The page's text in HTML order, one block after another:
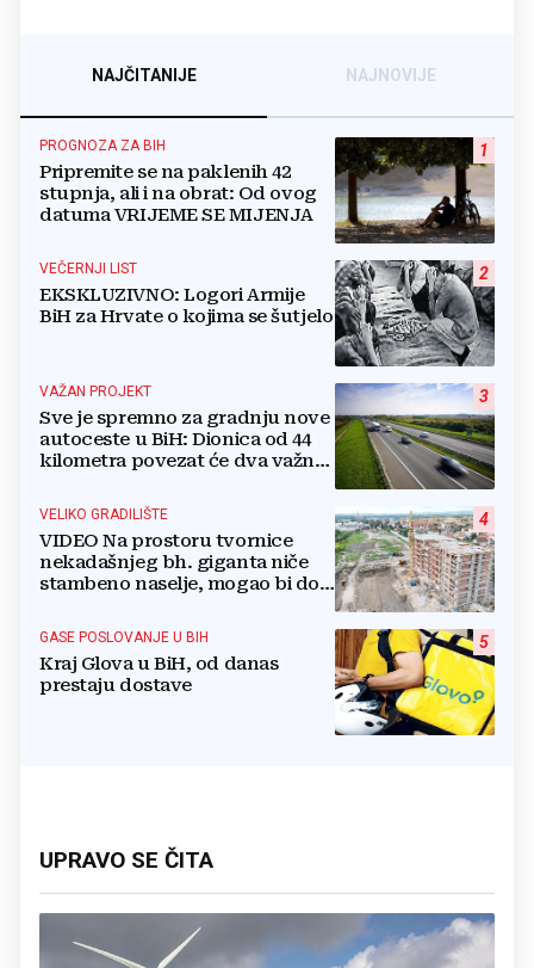
NAJČITANIJE NAJNOVIJE
1
PROGNOZA ZA BIH
Pripremite se na paklenih 42
stupnja, ali i na obrat: Od ovog
datuma VRIJEME SE MIJENJA
2
VEČERNJI LIST
EKSKLUZIVNO: Logori Armije
BiH za Hrvate o kojima se šutjelo
3
VAŽAN PROJEKT
Sve je spremno za gradnju nove
autoceste u BiH: Dionica od 44
kilometra povezat će dva važna
4
VELIKO GRADILIŠTE
VIDEO Na prostoru tvornice
nekadašnjeg bh. giganta niče
stambeno naselje, mogao bi doći
5
GASE POSLOVANJE U BIH
Kraj Glova u BiH, od danas
prestaju dostave
UPRAVO SE ČITA